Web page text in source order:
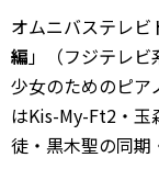
オムニバステレビ
編」（フジテレビ
少女のためのピア
はKis-My-Ft2・玉
徒・黒木聖の同期